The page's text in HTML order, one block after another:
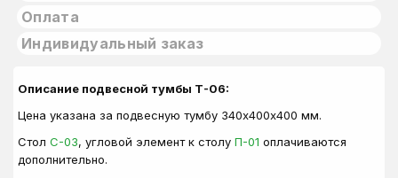
Оплата
Индивидуальный заказ
Описание подвесной тумбы Т-06:
Цена указана за подвесную тумбу 340х400х400 мм.
Стол С-03, угловой элемент к столу П-01 оплачиваются
дополнительно.